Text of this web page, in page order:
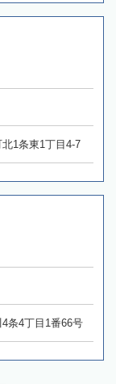
1条東1丁目4-7
条4丁目1番66号